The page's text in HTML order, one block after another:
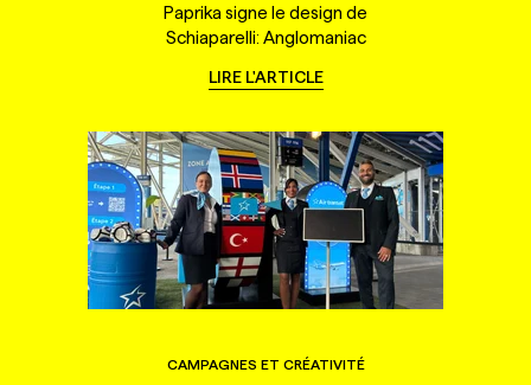
Paprika signe le design de
Schiaparelli: Anglomaniac
LIRE L'ARTICLE
CAMPAGNES ET CRÉATIVITÉ